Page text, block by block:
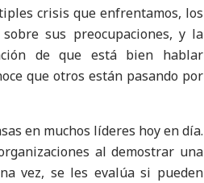
crisis que enfrentamos, los
sus preocupaciones, y la
de que está bien hablar
que otros están pasando por
en muchos líderes hoy en día.
al demostrar una
vez, se les evalúa si pueden